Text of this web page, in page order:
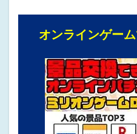
オンラインゲー